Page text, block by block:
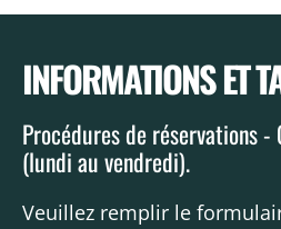
INFORMATIONS ET
Procédures de réservations -
(lundi au vendredi).
Veuillez remplir le